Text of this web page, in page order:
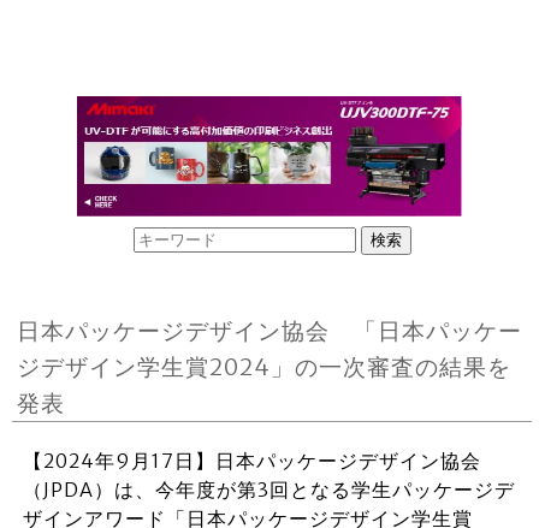
日本パッケージデザイン協会 「日本パッケー
ジデザイン学生賞2024」の一次審査の結果を
発表
【2024年9月17日】日本パッケージデザイン協会
（JPDA）は、今年度が第3回となる学生パッケージデ
ザインアワード「日本パッケージデザイン学生賞